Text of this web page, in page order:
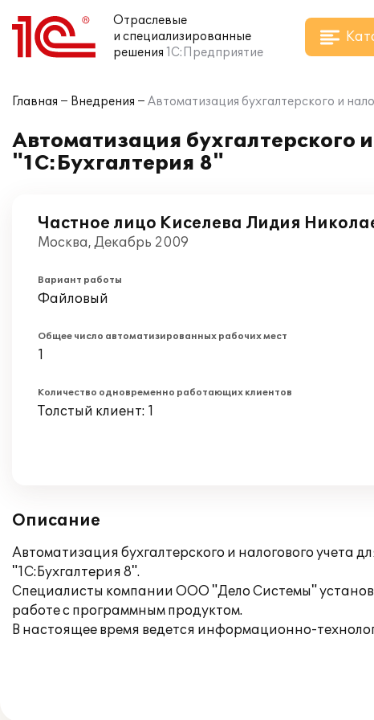
Отраслевые
и специализированные
решения 1С:Предприятие
Главная Внедрения Автоматизация бухгалтерского и
Автоматизация бухгалтерского
"1С:Бухгалтерия 8"
Частное лицо Киселева Лидия
Москва, Декабрь 2009
Вариант работы
Файловый
Общее число автоматизированных рабочих мест
1
Количество одновременно работающих клиентов
Толстый клиент: 1
Описание
Автоматизация бухгалтерского и налогового учета
"1С:Бухгалтерия 8".
Специалисты компании ООО "Дело Системы"
работе с программным продуктом.
В настоящее время ведется информационно-